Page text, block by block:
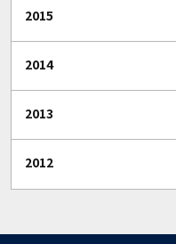
2015
2014
2013
2012